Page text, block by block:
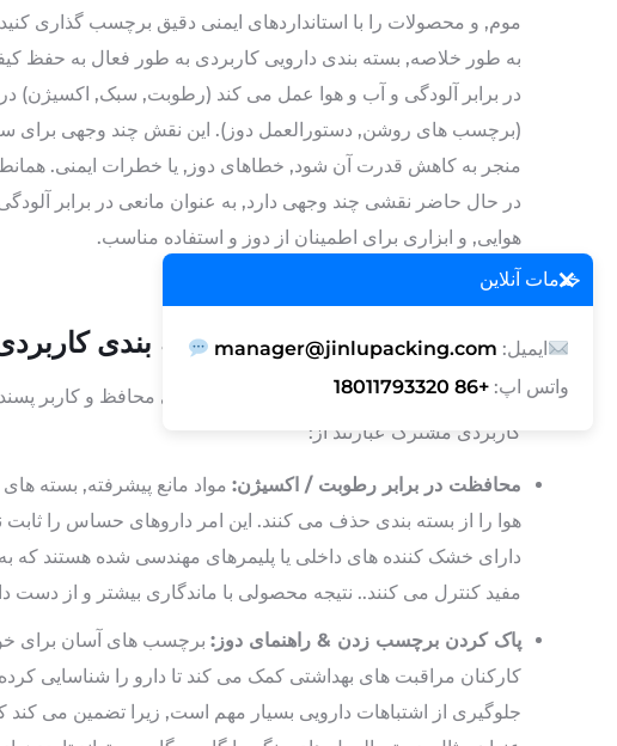
×
خدمات آنلاین
ایمیل: manager@jinlupacking.com
واتس اپ: +86 18011793320
موم, و محصولات را با استانداردهای ایمنی دقیق برچسب گذاری
به طور خلاصه, بسته بندی دارویی کاربردی به طور فعال به حفظ
در برابر آلودگی و آب و هوا عمل می کند (رطوبت, سبک, اکسیژن) در
(برچسب های روشن, دستورالعمل دوز). این نقش چند وجهی برای
منجر به کاهش قدرت آن شود, خطاهای دوز, یا خطرات ایمنی.
در حال حاضر نقشی چند وجهی دارد, به عنوان مانعی در برابر
هوایی, و ابزاری برای اطمینان از دوز و استفاده مناسب.
ویژگی ها و مزایای کلیدی بسته بندی
بسته بندی کاربردی در داروسازی با ویژگی های محافظ و کاربر
کاربردی مشترک عبارتند از:
محافظت در برابر رطوبت / اکسیژن: مواد مانع پیشرفته, بسته
هوا را از بسته بندی حذف می کنند. این امر داروهای حساس را
دارای خشک کننده های داخلی یا پلیمرهای مهندسی شده هستند که
مفید کنترل می کنند.. نتیجه محصولی با ماندگاری بیشتر و از
پاک کردن برچسب زدن & راهنمای دوز: برچسب های آسان برای
کارکنان مراقبت های بهداشتی کمک می کند تا دارو را شناسایی
جلوگیری از اشتباهات دارویی بسیار مهم است, زیرا تضمین می